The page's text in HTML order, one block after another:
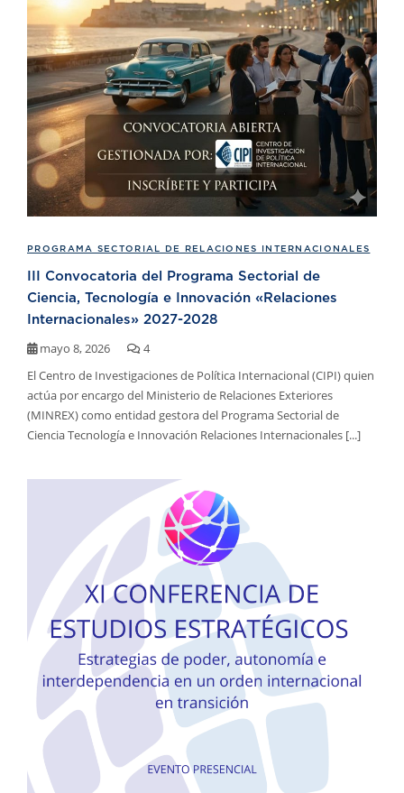
PROGRAMA SECTORIAL DE RELACIONES INTERNACIONALES
III Convocatoria del Programa Sectorial de
Ciencia, Tecnología e Innovación «Relaciones
Internacionales» 2027-2028
mayo 8, 2026
4
El Centro de Investigaciones de Política Internacional (CIPI) quien
actúa por encargo del Ministerio de Relaciones Exteriores
(MINREX) como entidad gestora del Programa Sectorial de
Ciencia Tecnología e Innovación Relaciones Internacionales [...]